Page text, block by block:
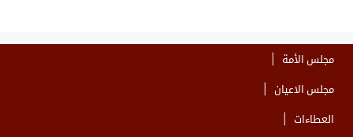
مجلس الأمة
مجلس الاعيان
العطاءات